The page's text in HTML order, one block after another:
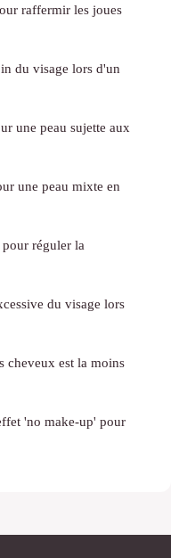
raffermir les joues
du visage lors d'un
une peau sujette aux
une peau mixte en
réguler la
du visage lors
cheveux est la moins
'no make-up' pour